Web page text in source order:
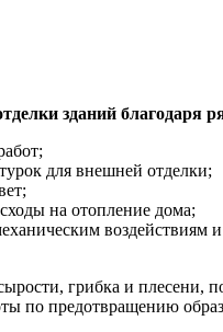
зданий благодаря
для внешней отделки;
на отопление дома;
воздействиям
грибка и плесени,
по предотвращению